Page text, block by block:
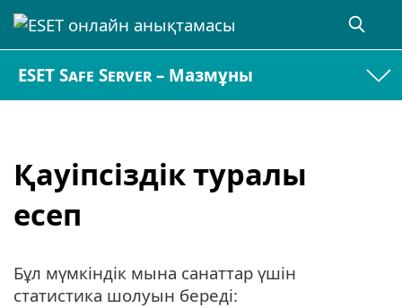
ESET Safe Server – Мазмұны
Қауіпсіздік туралы
есеп
Бұл мүмкіндік мына санаттар үшін
статистика шолуын береді: